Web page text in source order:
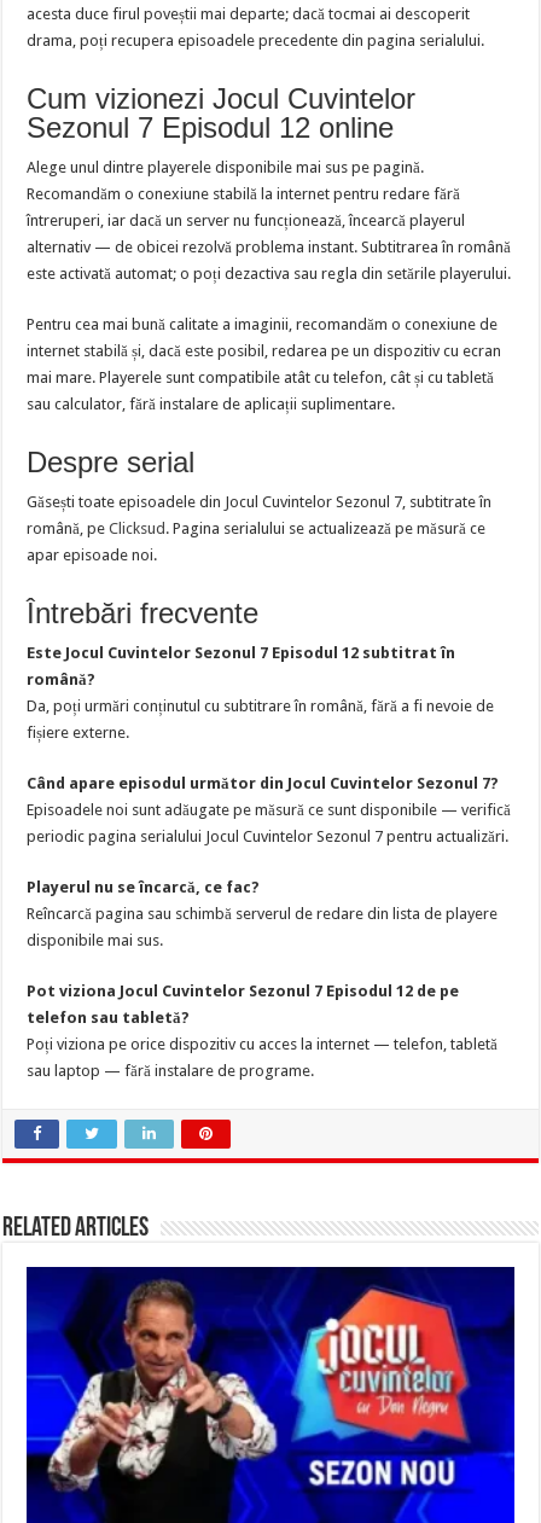
acesta duce firul poveștii mai departe; dacă tocmai ai descoperit
drama, poți recupera episoadele precedente din pagina serialului.
Cum vizionezi Jocul Cuvintelor
Sezonul 7 Episodul 12 online
Alege unul dintre playerele disponibile mai sus pe pagină.
Recomandăm o conexiune stabilă la internet pentru redare fără
întreruperi, iar dacă un server nu funcționează, încearcă playerul
alternativ — de obicei rezolvă problema instant. Subtitrarea în română
este activată automat; o poți dezactiva sau regla din setările playerului.
Pentru cea mai bună calitate a imaginii, recomandăm o conexiune de
internet stabilă și, dacă este posibil, redarea pe un dispozitiv cu ecran
mai mare. Playerele sunt compatibile atât cu telefon, cât și cu tabletă
sau calculator, fără instalare de aplicații suplimentare.
Despre serial
Găsești toate episoadele din Jocul Cuvintelor Sezonul 7, subtitrate în
română, peClicksud . Pagina serialului se actualizează pe măsură ce
apar episoade noi.
Întrebări frecvente
Este Jocul Cuvintelor Sezonul 7 Episodul 12 subtitrat în
română?
Da, poți urmări conținutul cu subtitrare în română, fără a fi nevoie de
fișiere externe.
Când apare episodul următor din Jocul Cuvintelor Sezonul 7?
Episoadele noi sunt adăugate pe măsură ce sunt disponibile — verifică
periodic pagina serialului Jocul Cuvintelor Sezonul 7 pentru actualizări.
Playerul nu se încarcă, ce fac?
Reîncarcă pagina sau schimbă serverul de redare din lista de playere
disponibile mai sus.
Pot viziona Jocul Cuvintelor Sezonul 7 Episodul 12 de pe
telefon sau tabletă?
Poți viziona pe orice dispozitiv cu acces la internet — telefon, tabletă
sau laptop — fără instalare de programe.
Related Articles